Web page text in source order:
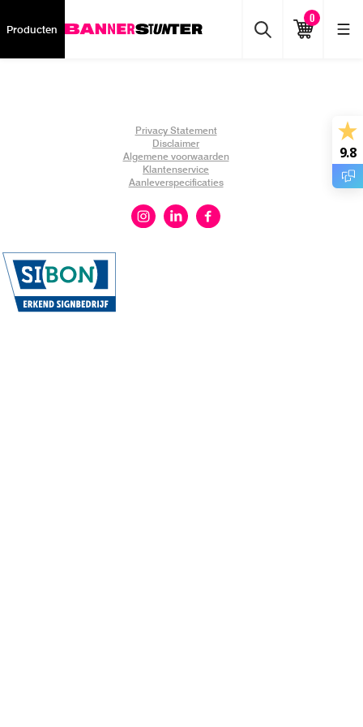
Producten
0
Privacy Statement
Disclaimer
Algemene voorwaarden
Klantenservice
Aanleverspecificaties
9.8